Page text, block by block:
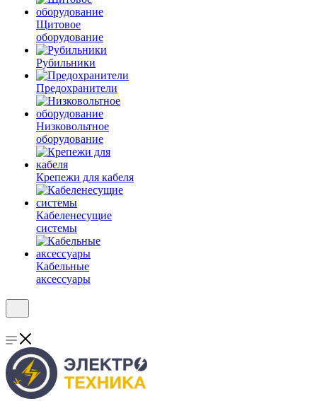
Щитовое
оборудование
Рубильники
Предохранители
Низковольтное
оборудование
Крепежи для кабеля
Кабеленесущие
системы
Кабельные
аксессуары